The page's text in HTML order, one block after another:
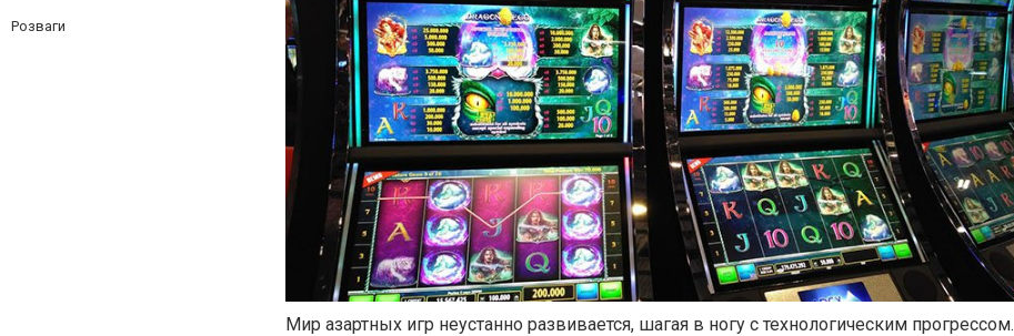
Розваги
Мир азартных игр неустанно развивается, шагая в ногу с технологическим прогрессом.